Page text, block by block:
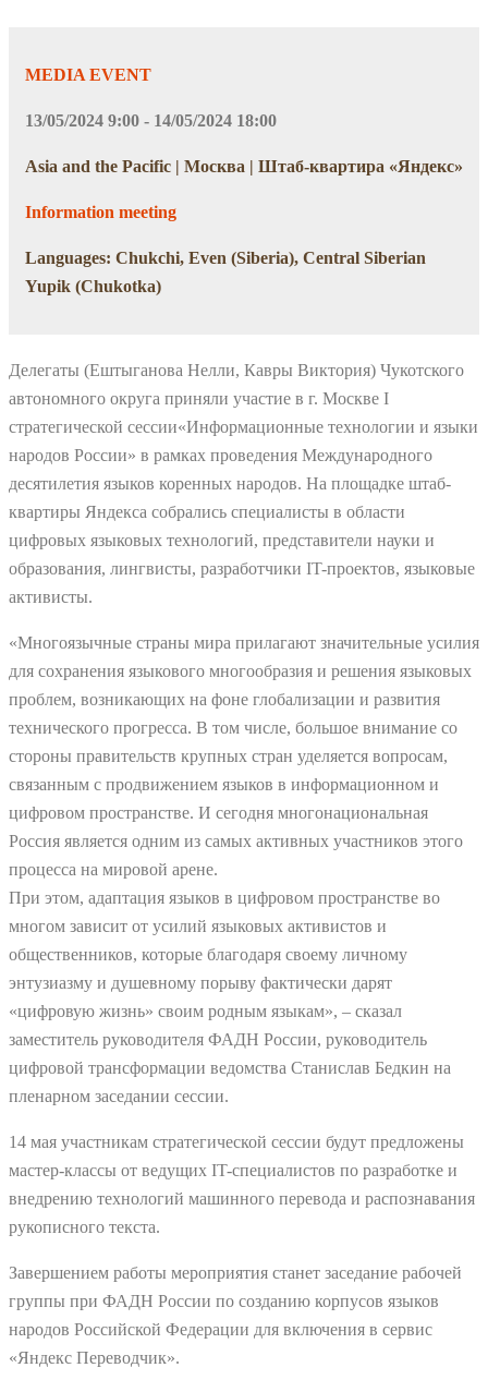
MEDIA EVENT
13/05/2024 9:00 - 14/05/2024 18:00
Asia and the Pacific | Москва | Штаб-квартира «Яндекс»
Information meeting
Languages: Chukchi, Even (Siberia), Central Siberian
Yupik (Chukotka)
Делегаты (Ештыганова Нелли, Кавры Виктория) Чукотского
автономного округа приняли участие в г. Москве I
стратегической сессии«Информационные технологии и языки
народов России» в рамках проведения Международного
десятилетия языков коренных народов. На площадке штаб-
квартиры Яндекса собрались специалисты в области
цифровых языковых технологий, представители науки и
образования, лингвисты, разработчики IT-проектов, языковые
активисты.
«Многоязычные страны мира прилагают значительные усилия
для сохранения языкового многообразия и решения языковых
проблем, возникающих на фоне глобализации и развития
технического прогресса. В том числе, большое внимание со
стороны правительств крупных стран уделяется вопросам,
связанным с продвижением языков в информационном и
цифровом пространстве. И сегодня многонациональная
Россия является одним из самых активных участников этого
процесса на мировой арене.
При этом, адаптация языков в цифровом пространстве во
многом зависит от усилий языковых активистов и
общественников, которые благодаря своему личному
энтузиазму и душевному порыву фактически дарят
«цифровую жизнь» своим родным языкам», – сказал
заместитель руководителя ФАДН России, руководитель
цифровой трансформации ведомства Станислав Бедкин на
пленарном заседании сессии.
14 мая участникам стратегической сессии будут предложены
мастер-классы от ведущих IT-специалистов по разработке и
внедрению технологий машинного перевода и распознавания
рукописного текста.
Завершением работы мероприятия станет заседание рабочей
группы при ФАДН России по созданию корпусов языков
народов Российской Федерации для включения в сервис
«Яндекс Переводчик».